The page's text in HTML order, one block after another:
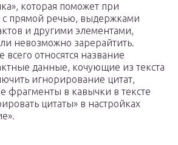
которая поможет при
с прямой речью, выдержками
и другими элементами,
невозможно зарерайтить.
всего относятся название
данные, кочующие из текста
игнорирование цитат,
фрагменты в кавычки в тексте
цитаты» в настройках